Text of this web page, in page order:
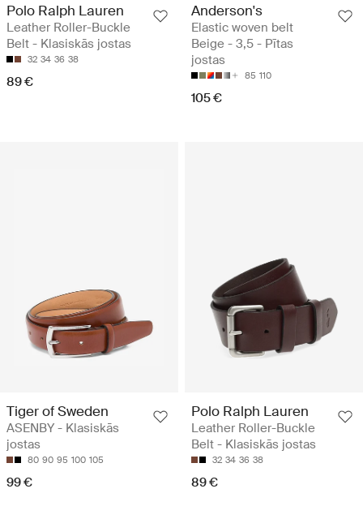
Polo Ralph Lauren
Leather Roller-Buckle
Belt - Klasiskās jostas
32 34 36 38
89 €
Anderson's
Elastic woven belt
Beige - 3,5 - Pītas
jostas
85 110
105 €
Tiger of Sweden
ASENBY - Klasiskās
jostas
80 90 95 100 105
99 €
Polo Ralph Lauren
Leather Roller-Buckle
Belt - Klasiskās jostas
32 34 36 38
89 €